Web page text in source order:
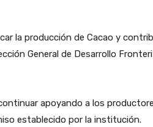
la producción de Cacao y
General de Desarrollo
apoyando a los
establecido por la institución.